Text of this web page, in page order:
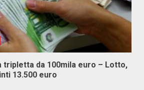
tripletta da 100mila euro – Lotto,
13.500 euro